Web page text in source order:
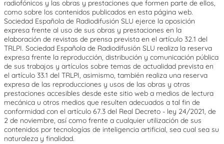
radiofónicos y las obras y prestaciones que formen parte de ellos,
como sobre los contenidos publicados en esta página web.
Sociedad Española de Radiodifusión SLU ejerce la oposición
expresa frente al uso de sus obras y prestaciones en la
elaboración de revistas de prensa prevista en el artículo 32.1 del
TRLPI. Sociedad Española de Radiodifusión SLU realiza la reserva
expresa frente la reproducción, distribución y comunicación pública
de sus trabajos y artículos sobre temas de actualidad prevista en
el artículo 33.1 del TRLPI, asimismo, también realiza una reserva
expresa de las reproducciones y usos de las obras y otras
prestaciones accesibles desde este sitio web a medios de lectura
mecánica u otros medios que resulten adecuados a tal fin de
conformidad con el artículo 67.3 del Real Decreto - ley 24/2021, de
2 de noviembre, así como frente a cualquier utilización de sus
contenidos por tecnologías de inteligencia artificial, sea cual sea su
naturaleza y finalidad.